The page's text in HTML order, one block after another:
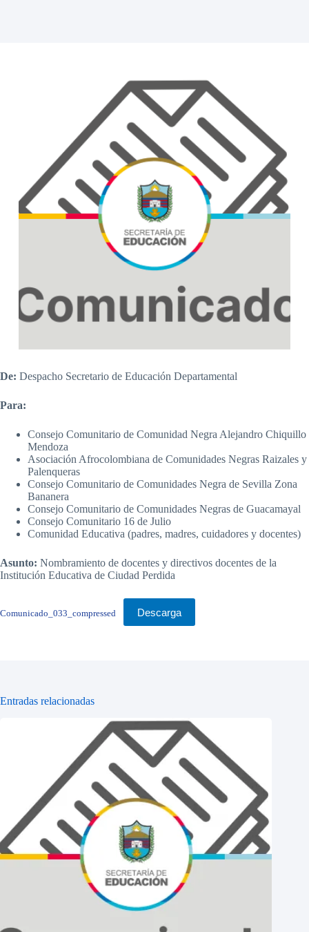
De: Despacho Secretario de Educación Departamental
Para:
Consejo Comunitario de Comunidad Negra Alejandro Chiquillo
Mendoza
Asociación Afrocolombiana de Comunidades Negras Raizales y
Palenqueras
Consejo Comunitario de Comunidades Negra de Sevilla Zona
Bananera
Consejo Comunitario de Comunidades Negras de Guacamayal
Consejo Comunitario 16 de Julio
Comunidad Educativa (padres, madres, cuidadores y docentes)
Asunto: Nombramiento de docentes y directivos docentes de la
Institución Educativa de Ciudad Perdida
Comunicado_033_compressed Descarga
Entradas relacionadas